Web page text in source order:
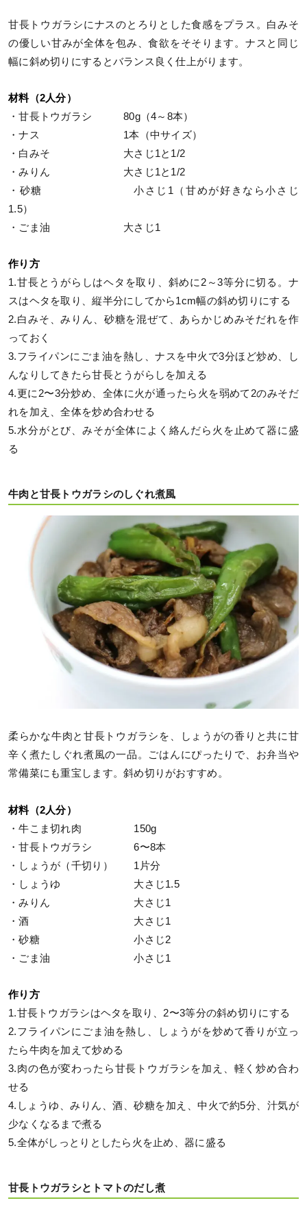
甘長トウガラシにナスのとろりとした食感をプラス。白みそ
の優しい甘みが全体を包み、食欲をそそります。ナスと同じ
幅に斜め切りにするとバランス良く仕上がります。
材料（2人分）
・甘長トウガラシ 80g（4～8本）
・ナス 1本（中サイズ）
・白みそ 大さじ1と1/2
・みりん 大さじ1と1/2
・砂糖 小さじ1（甘めが好きなら小さじ
1.5）
・ごま油 大さじ1
作り方
1.甘長とうがらしはヘタを取り、斜めに2～3等分に切る。ナ
スはヘタを取り、縦半分にしてから1cm幅の斜め切りにする
2.白みそ、みりん、砂糖を混ぜて、あらかじめみそだれを作
っておく
3.フライパンにごま油を熱し、ナスを中火で3分ほど炒め、し
んなりしてきたら甘長とうがらしを加える
4.更に2〜3分炒め、全体に火が通ったら火を弱めて2のみそだ
れを加え、全体を炒め合わせる
5.水分がとび、みそが全体によく絡んだら火を止めて器に盛
る
牛肉と甘長トウガラシのしぐれ煮風
柔らかな牛肉と甘長トウガラシを、しょうがの香りと共に甘
辛く煮たしぐれ煮風の一品。ごはんにぴったりで、お弁当や
常備菜にも重宝します。斜め切りがおすすめ。
材料（2人分）
・牛こま切れ肉 150g
・甘長トウガラシ 6〜8本
・しょうが（千切り） 1片分
・しょうゆ 大さじ1.5
・みりん 大さじ1
・酒 大さじ1
・砂糖 小さじ2
・ごま油 小さじ1
作り方
1.甘長トウガラシはヘタを取り、2〜3等分の斜め切りにする
2.フライパンにごま油を熱し、しょうがを炒めて香りが立っ
たら牛肉を加えて炒める
3.肉の色が変わったら甘長トウガラシを加え、軽く炒め合わ
せる
4.しょうゆ、みりん、酒、砂糖を加え、中火で約5分、汁気が
少なくなるまで煮る
5.全体がしっとりとしたら火を止め、器に盛る
甘長トウガラシとトマトのだし煮